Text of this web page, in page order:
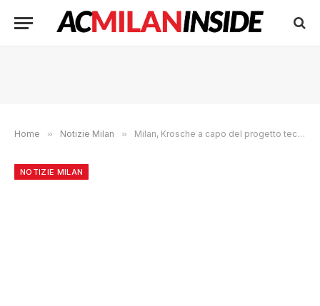
Home » Notizie Milan » Milan, Krosche a capo del progetto tecnico: se dovesse arrivare…
NOTIZIE MILAN